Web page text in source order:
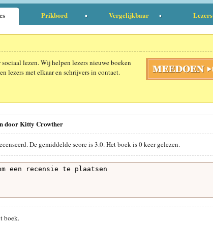
Prikbord Vergelijkbaar Lezers
lezen. Wij helpen lezers nieuwe boeken
lezers met elkaar en schrijvers in contact.
door Kitty Crowther
De gemiddelde score is3.0. Het boek is0keer gelezen.
boek.